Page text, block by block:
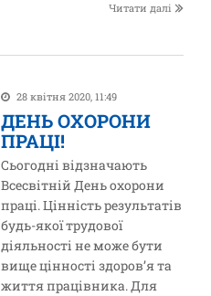
Читати далі
28 квітня 2020, 11:49
ДЕНЬ ОХОРОНИ
ПРАЦІ!
Сьогодні відзначають
Всесвітній День охорони
праці. Цінність результатів
будь-якої трудової
діяльності не може бути
вище цінності здоров’я та
життя працівника. Для